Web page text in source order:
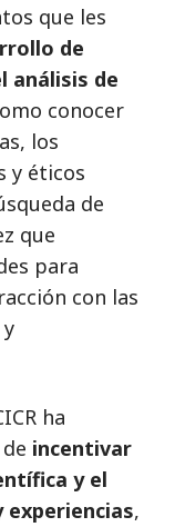
que les
de
análisis de
conocer
los
y éticos
de
que
para
con las
ha
incentivar
y el
,